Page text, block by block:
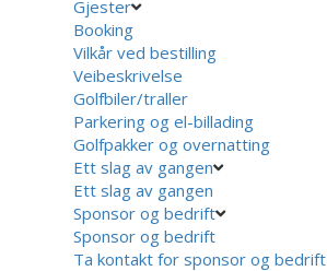
Gjester
Booking
Vilkår ved bestilling
Veibeskrivelse
Golfbiler/traller
Parkering og el-billading
Golfpakker og overnatting
Ett slag av gangen
Ett slag av gangen
Sponsor og bedrift
Sponsor og bedrift
Ta kontakt for sponsor og bedrift